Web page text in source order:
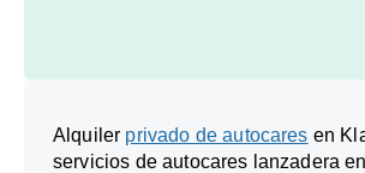
Alquiler privado de autocares en
servicios de autocares lanzadera